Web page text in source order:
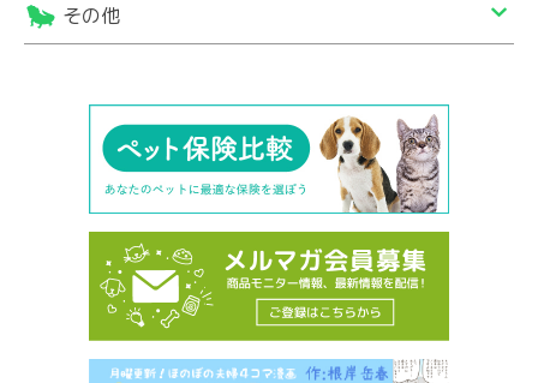
その他